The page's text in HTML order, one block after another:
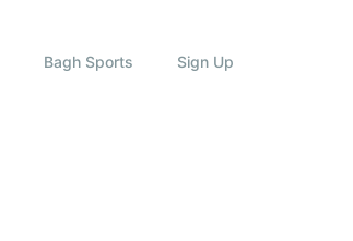
Bagh Sports Sign Up